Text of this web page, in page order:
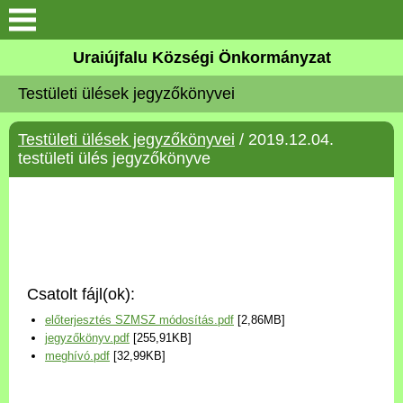
Köszöntő
Elérhetőségek
Uraiújfalu
Választási információk
Versenyképes Járások
Uraiújfalu Községi Önkormányzat
Testületi ülések jegyzőkönyvei
Testületi ülések jegyzőkönyvei / 2019.12.04.
testületi ülés jegyzőkönyve
Csatolt fájl(ok):
előterjesztés SZMSZ módosítás.pdf [2,86MB]
jegyzőkönyv.pdf [255,91KB]
meghívó.pdf [32,99KB]